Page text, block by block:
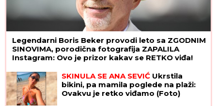
Legendarni Boris Beker provodi leto sa ZGODNIM
SINOVIMA, porodična fotografija ZAPALILA
Instagram: Ovo je prizor kakav se RETKO viđa!
SKINULA SE ANA SEVIĆ Ukrstila
bikini, pa mamila poglede na plaži:
Ovakvu je retko viđamo (Foto)